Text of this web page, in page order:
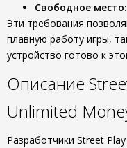
Свободное место:
Эти требования
плавную работу игры,
устройство готово к
Описание
Unlimited
Разработчики Street